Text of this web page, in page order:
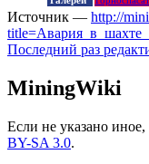
Источник — http://
Последний раз
MiningWiki
Если не указано
BY-SA 3.0.